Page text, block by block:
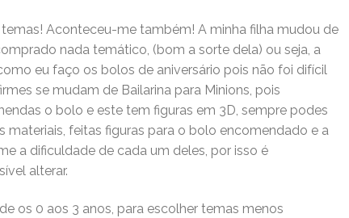
Aconteceu-me também! A minha filha mudou de
nada temático, (bom a sorte dela) ou seja, a
eu faço os bolos de aniversário pois não foi difícil
se mudam de Bailarina para Minions, pois
o bolo e este tem figuras em 3D, sempre podes
feitas figuras para o bolo encomendado e a
a dificuldade de cada um deles, por isso é
alterar.
os 0 aos 3 anos, para escolher temas menos